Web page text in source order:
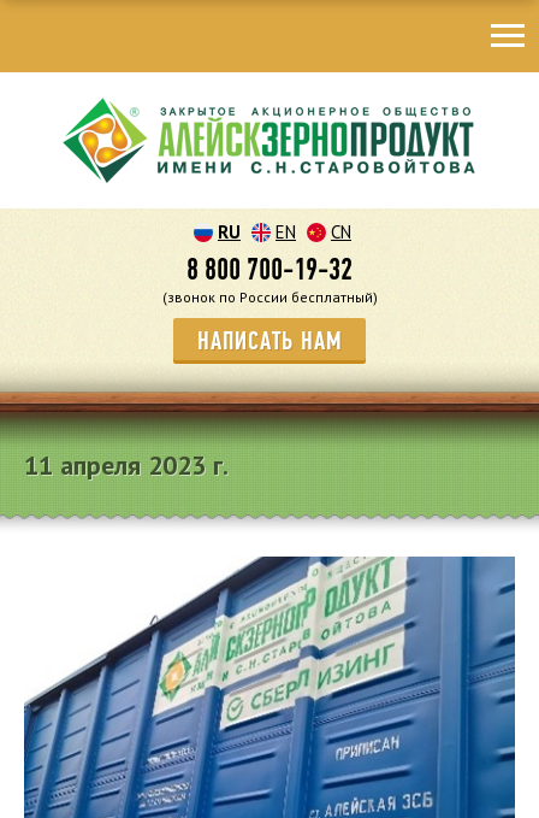
RU EN CN
8 800 700-19-32
(звонок по России бесплатный)
НАПИСАТЬ НАМ
11 апреля 2023 г.